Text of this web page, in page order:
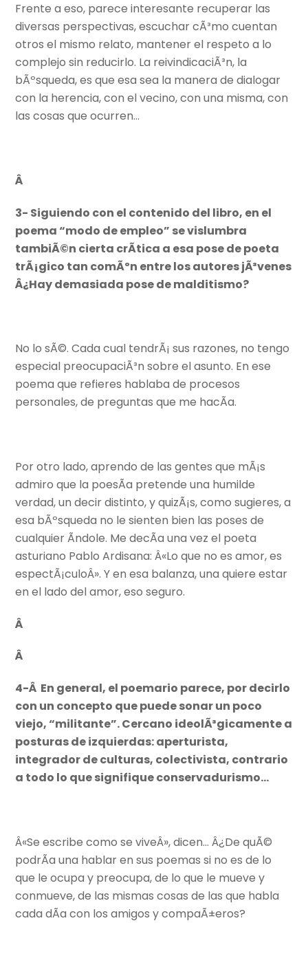
Frente a eso, parece interesante recuperar las
diversas perspectivas, escuchar cÃ³mo cuentan
otros el mismo relato, mantener el respeto a lo
complejo sin reducirlo. La reivindicaciÃ³n, la
bÃºsqueda, es que esa sea la manera de dialogar
con la herencia, con el vecino, con una misma, con
las cosas que ocurren…
Â
3- Siguiendo con el contenido del libro, en el
poema “modo de empleo” se vislumbra
tambiÃ©n cierta crÃ­tica a esa pose de poeta
trÃ¡gico tan comÃºn entre los autores jÃ³venes
Â¿Hay demasiada pose de malditismo?
No lo sÃ©. Cada cual tendrÃ¡ sus razones, no tengo
especial preocupaciÃ³n sobre el asunto. En ese
poema que refieres hablaba de procesos
personales, de preguntas que me hacÃ­a.
Por otro lado, aprendo de las gentes que mÃ¡s
admiro que la poesÃ­a pretende una humilde
verdad, un decir distinto, y quizÃ¡s, como sugieres, a
esa bÃºsqueda no le sienten bien las poses de
cualquier Ã­ndole. Me decÃ­a una vez el poeta
asturiano Pablo Ardisana: Â«Lo que no es amor, es
espectÃ¡culoÂ». Y en esa balanza, una quiere estar
en el lado del amor, eso seguro.
Â
Â
4-Â En general, el poemario parece, por decirlo
con un concepto que puede sonar un poco
viejo, “militante”. Cercano ideolÃ³gicamente a
posturas de izquierdas: aperturista,
integrador de culturas, colectivista, contrario
a todo lo que signifique conservadurismo…
Â«Se escribe como se viveÂ», dicen… Â¿De quÃ©
podrÃ­a una hablar en sus poemas si no es de lo
que le ocupa y preocupa, de lo que le mueve y
conmueve, de las mismas cosas de las que habla
cada dÃ­a con los amigos y compaÃ±eros?